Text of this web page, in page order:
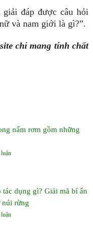
đáp được câu hỏi
và nam giới là gì?”.
chỉ mang tính chất
nấm rơm gồm những
tác dụng gì? Giải mã bí ẩn
núi rừng